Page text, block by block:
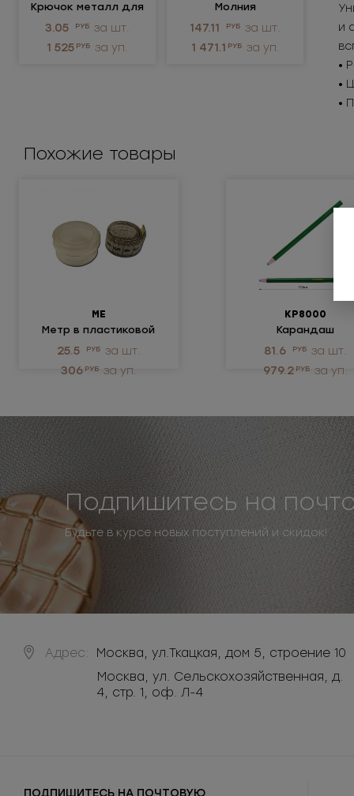
Крючок металл для
нижнего белья
3.05 РУБ за шт.
1 525 РУБ за уп.
Молния
металлическая
147.11 РУБ за шт.
1 471.1 РУБ за уп.
3
и
•
•
•
Похожие товары
МЕ
Метр в пластиковой
коробке
25.5 РУБ за шт.
306 РУБ за уп.
КР8000
Карандаш
намеловочный
81.6 РУБ за шт.
979.2 РУБ за уп.
Подпишитесь на
Будьте в курсе новых поступлений и скидок!
Адрес: Москва, ул.Ткацкая, дом 5, строение 10
Москва, ул. Сельскохозяйственная, д.
4, стр. 1, оф. Л-4
ПОДПИШИТЕСЬ НА ПОЧТОВУЮ